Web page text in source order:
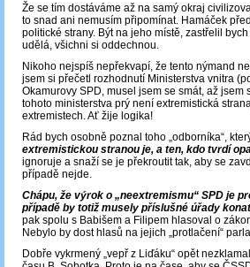
Že se tím dostáváme až na samý okraj
to snad ani nemusím připomínat. Hamáček
politické strany. Být na jeho místě, zastřelil
udělá, všichni si oddechnou.
Nikoho nejspíš nepřekvapí, že tento nýmand
jsem si přečetl rozhodnutí Ministerstva vnitra
Okamurovy SPD, musel jsem se smát, až
tohoto ministerstva prý není extremistická
extremistech. Ať žije logika!
Rád bych osobně poznal toho „odborníka“,
extremistickou stranou je, a ten, kdo tvrdí
ignoruje a snaží se je překroutit tak, aby se
případě nejde.
Chápu, že výrok o „neextremismu“ SPD je
případě by totiž musely příslušné úřady
pak spolu s Babišem a Filipem hlasoval o
Nebylo by dost hlasů na jejich „protlačení“
Dobře vykrmený „vepř z Liďáku“ opět